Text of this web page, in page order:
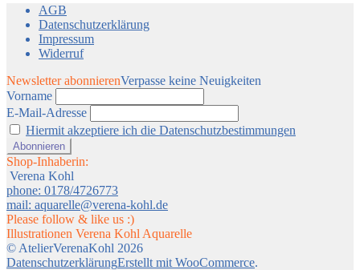
AGB
Datenschutzerklärung
Impressum
Widerruf
Newsletter abonnierenVerpasse keine Neuigkeiten
Vorname
E-Mail-Adresse
Hiermit akzeptiere ich die Datenschutzbestimmungen
Shop-Inhaberin:
Verena Kohl
phone: 0178/4726773
mail: aquarelle@verena-kohl.de
Please follow & like us :)
Illustrationen Verena Kohl Aquarelle
© AtelierVerenaKohl 2026
DatenschutzerklärungErstellt mit WooCommerce.